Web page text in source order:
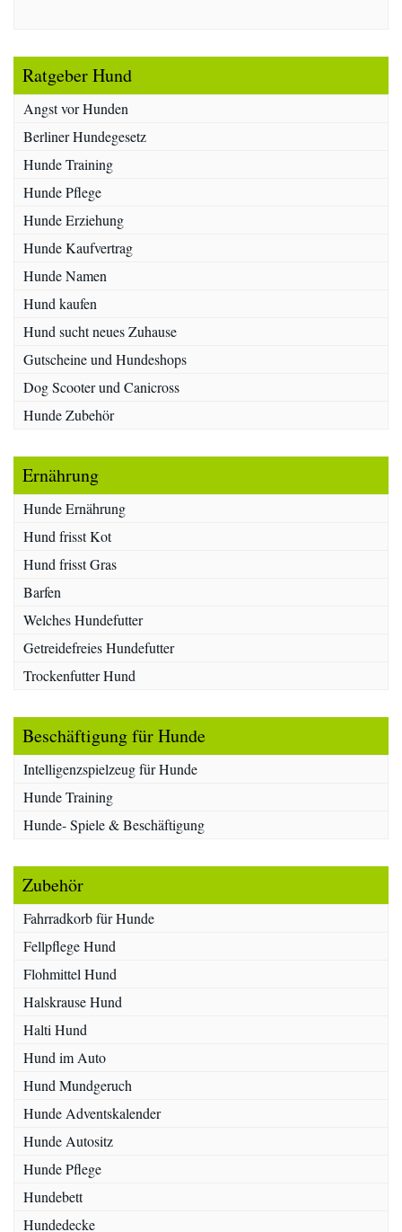
Ratgeber Hund
Angst vor Hunden
Berliner Hundegesetz
Hunde Training
Hunde Pflege
Hunde Erziehung
Hunde Kaufvertrag
Hunde Namen
Hund kaufen
Hund sucht neues Zuhause
Gutscheine und Hundeshops
Dog Scooter und Canicross
Hunde Zubehör
Ernährung
Hunde Ernährung
Hund frisst Kot
Hund frisst Gras
Barfen
Welches Hundefutter
Getreidefreies Hundefutter
Trockenfutter Hund
Beschäftigung für Hunde
Intelligenzspielzeug für Hunde
Hunde Training
Hunde- Spiele & Beschäftigung
Zubehör
Fahrradkorb für Hunde
Fellpflege Hund
Flohmittel Hund
Halskrause Hund
Halti Hund
Hund im Auto
Hund Mundgeruch
Hunde Adventskalender
Hunde Autositz
Hunde Pflege
Hundebett
Hundedecke